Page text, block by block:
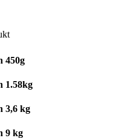
450g
1.58kg
3,6 kg
9 kg